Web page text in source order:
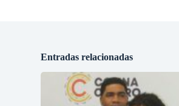
Entradas relacionadas